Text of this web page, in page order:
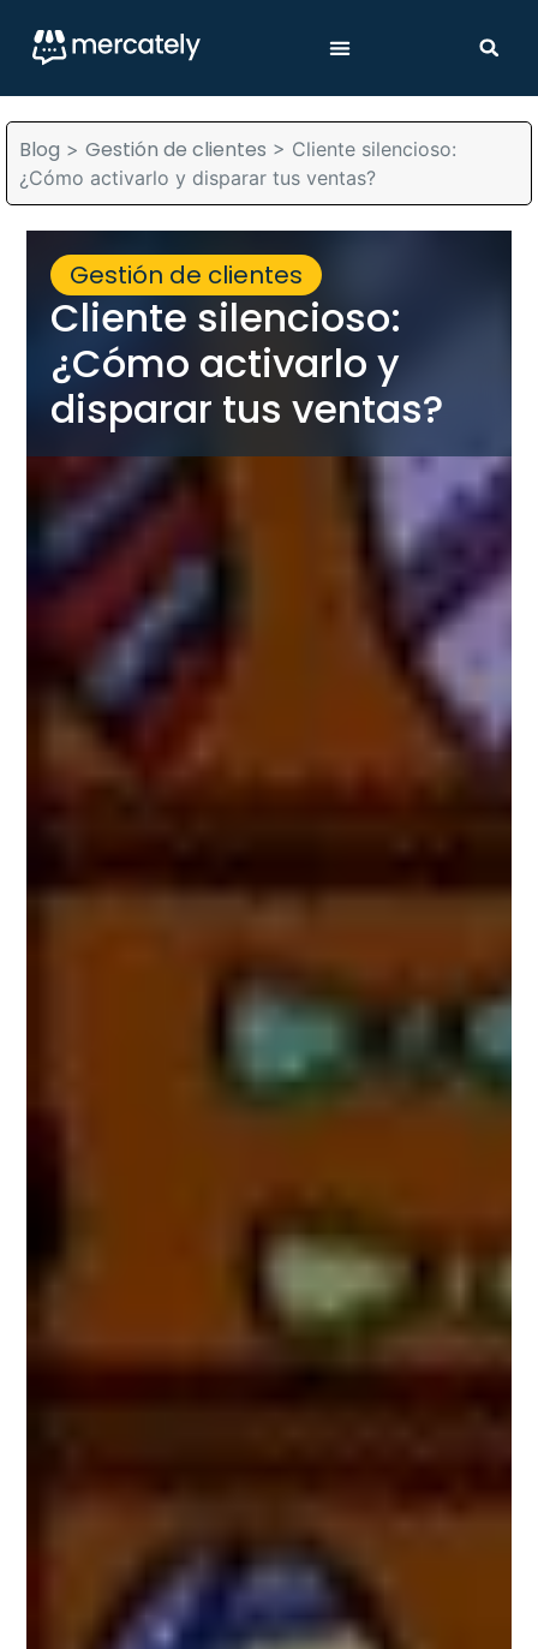
Blog > Gestión de clientes > Cliente silencioso:
¿Cómo activarlo y disparar tus ventas?
Gestión de clientes
Cliente silencioso:
¿Cómo activarlo y
disparar tus ventas?